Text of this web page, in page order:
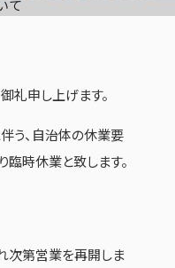
て
礼申し上げます。
う、自治体の休業要
時休業と致します。
次第営業を再開しま